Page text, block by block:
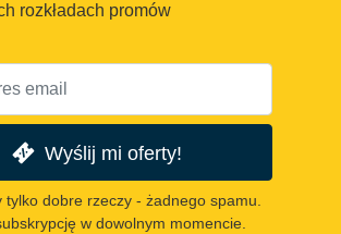
rozkładach promów
Wyślij mi oferty!
tylko dobre rzeczy - żadnego spamu.
w dowolnym momencie.